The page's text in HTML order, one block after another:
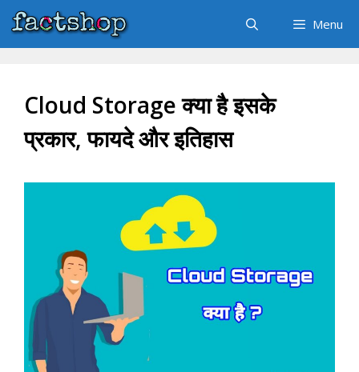
Skip
to
Menu
Cloud Storage क्या है इसके
प्रकार, फायदे और इतिहास